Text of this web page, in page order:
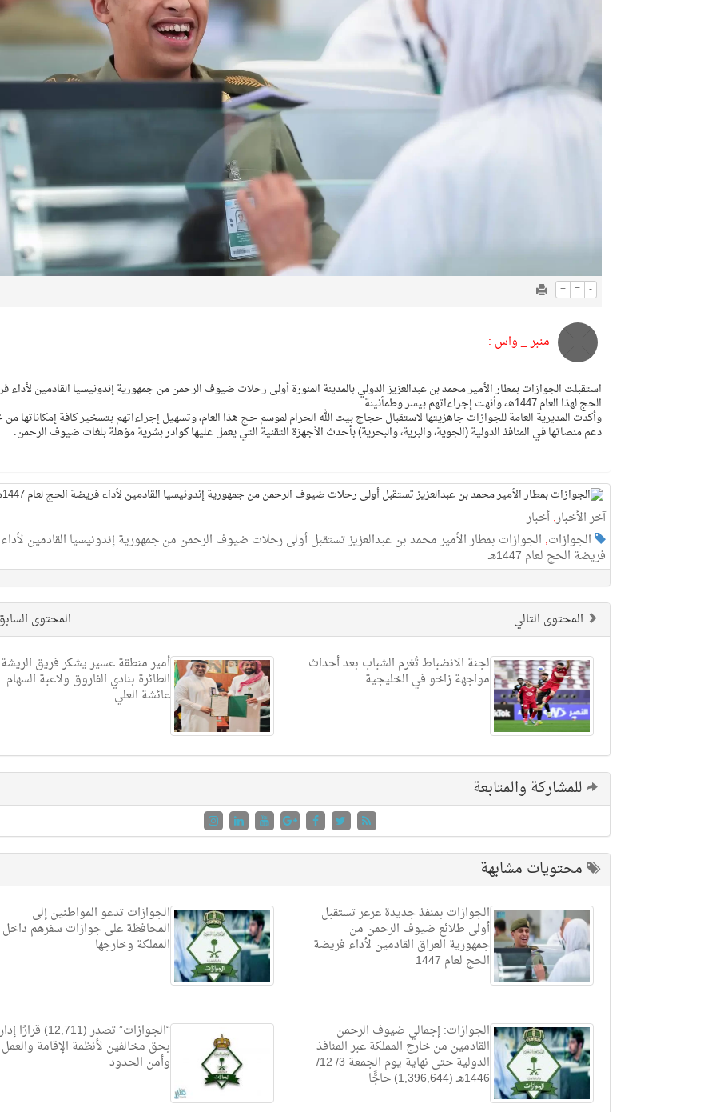
+ = -
منبر _ واس :
استقبلت الجوازات بمطار الأمير محمد بن عبدالعزيز الدولي بالمدينة المنورة أولى رحلات ضيوف الرحمن من جمهورية إندونيسيا القادمين لأداء
الحج لهذا العام 1447هـ، وأنهت إجراءاتهم بيسر وطمأنينة.
وأكدت المديرية العامة للجوازات جاهزيتها لاستقبال حجاج بيت الله الحرام لموسم حج هذا العام، وتسهيل إجراءاتهم بتسخير كافة إمكاناتها
دعم منصاتها في المنافذ الدولية (الجوية، والبرية، والبحرية) بأحدث الأجهزة التقنية التي يعمل عليها كوادر بشرية مؤهلة بلغات ضيوف الرحمن.
آخر الأخبار,أخبار
الجوازات, الجوازات بمطار الأمير محمد بن عبدالعزيز تستقبل أولى رحلات ضيوف الرحمن من جمهورية إندونيسيا القادمين لأداء
فريضة الحج لعام 1447هـ
المحتوى المحتوى التالي
أمير منطقة عسير يشكر فريق الريشة
الطائرة بنادي الفاروق ولاعبة السهام
عائشة العلي
لجنة الانضباط تُغرم الشباب بعد أحداث
مواجهة زاخو في الخليجية
للمشاركة والمتابعة
محتويات مشابهة
الجوازات تدعو المواطنين إلى
المحافظة على جوازات سفرهم داخل
المملكة وخارجها
الجوازات بمنفذ جديدة عرعر تستقبل
أولى طلائع ضيوف الرحمن من
جمهورية العراق القادمين لأداء فريضة
الحج لعام 1447
“الجوازات” تصدر (12,711)
بحق مخالفين لأنظمة الإقامة والعمل
وأمن الحدود
الجوازات: إجمالي ضيوف الرحمن
القادمين من خارج المملكة عبر المنافذ
الدولية حتى نهاية يوم الجمعة 3/ 12/
1446هـ (1,396,644) حاجًّا